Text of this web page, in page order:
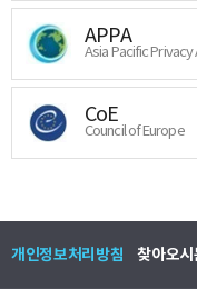
APPA
Asia Pacific
CoE
Council of Europe
개인정보처리방침 찾아오시